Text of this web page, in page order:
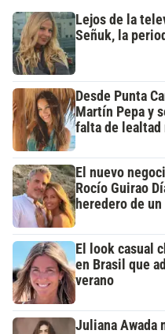
Lejos de la
Señuk, la
Desde Punta
Martín Pepa y
falta de lealtad
El nuevo
Rocío Guirao
heredero de
El look casual
en Brasil que
verano
Juliana Awada